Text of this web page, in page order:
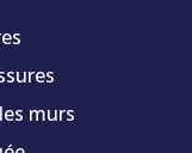
murs